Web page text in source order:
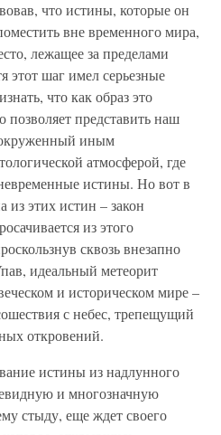
что истины, которые он
вне временного мира,
лежащее за пределами
этот шаг имел серьезные
что как образ это
представить наш
иным
атмосферой, где
истины. Но вот в
этих истин – закон
из этого
сквозь внезапно
идеальный метеорит
и историческом мире –
с небес, трепещущий
откровений.
истины из надлунного
и многозначную
стыду, еще ждет своего